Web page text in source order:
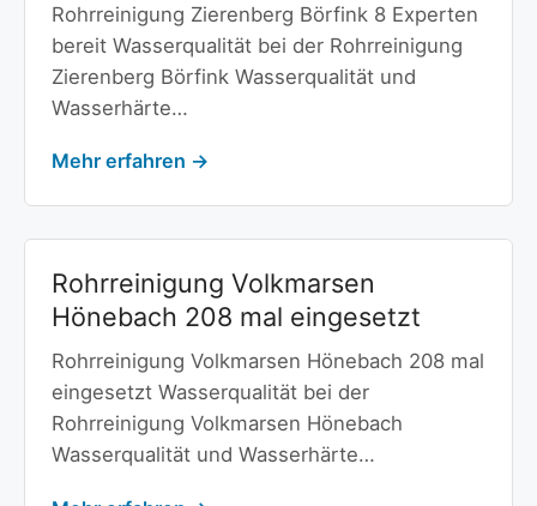
Rohrreinigung Zierenberg Börfink 8 Experten
bereit Wasserqualität bei der Rohrreinigung
Zierenberg Börfink Wasserqualität und
Wasserhärte…
Mehr erfahren →
Rohrreinigung Volkmarsen
Hönebach 208 mal eingesetzt
Rohrreinigung Volkmarsen Hönebach 208 mal
eingesetzt Wasserqualität bei der
Rohrreinigung Volkmarsen Hönebach
Wasserqualität und Wasserhärte…